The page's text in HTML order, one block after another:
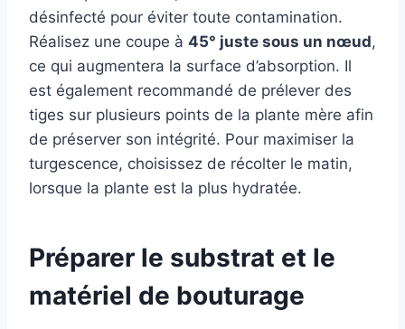
désinfecté pour éviter toute contamination.
Réalisez une coupe à 45° juste sous un nœud,
ce qui augmentera la surface d’absorption. Il
est également recommandé de prélever des
tiges sur plusieurs points de la plante mère afin
de préserver son intégrité. Pour maximiser la
turgescence, choisissez de récolter le matin,
lorsque la plante est la plus hydratée.
Préparer le substrat et le
matériel de bouturage